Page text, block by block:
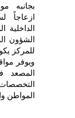
بجانبه
ازعاجاً
الداخلية
الشؤون
للمركز
ويوفر
المصعد
المواطن